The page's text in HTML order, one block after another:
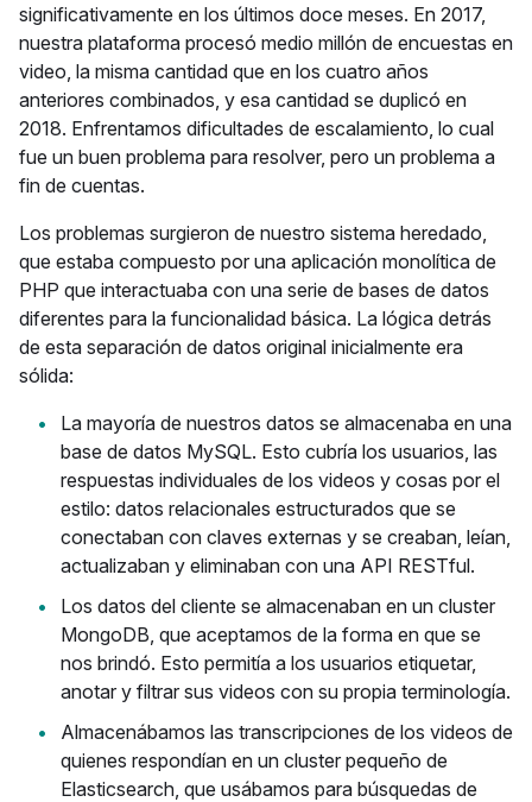
significativamente en los últimos doce meses. En 2017,
nuestra plataforma procesó medio millón de encuestas en
video, la misma cantidad que en los cuatro años
anteriores combinados, y esa cantidad se duplicó en
2018. Enfrentamos dificultades de escalamiento, lo cual
fue un buen problema para resolver, pero un problema a
fin de cuentas.
Los problemas surgieron de nuestro sistema heredado,
que estaba compuesto por una aplicación monolítica de
PHP que interactuaba con una serie de bases de datos
diferentes para la funcionalidad básica. La lógica detrás
de esta separación de datos original inicialmente era
sólida:
La mayoría de nuestros datos se almacenaba en una
base de datos MySQL. Esto cubría los usuarios, las
respuestas individuales de los videos y cosas por el
estilo: datos relacionales estructurados que se
conectaban con claves externas y se creaban, leían,
actualizaban y eliminaban con una API RESTful.
Los datos del cliente se almacenaban en un cluster
MongoDB, que aceptamos de la forma en que se
nos brindó. Esto permitía a los usuarios etiquetar,
anotar y filtrar sus videos con su propia terminología.
Almacenábamos las transcripciones de los videos de
quienes respondían en un cluster pequeño de
Elasticsearch, que usábamos para búsquedas de